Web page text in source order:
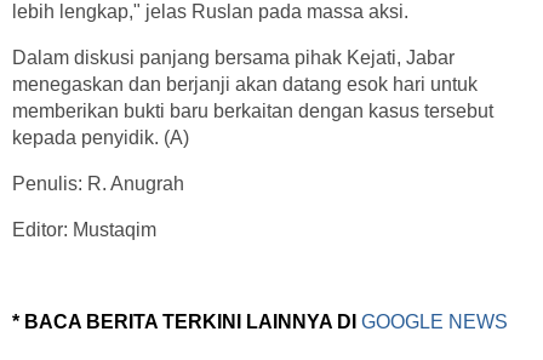
lebih lengkap," jelas Ruslan pada massa aksi.
Dalam diskusi panjang bersama pihak Kejati, Jabar
menegaskan dan berjanji akan datang esok hari untuk
memberikan bukti baru berkaitan dengan kasus tersebut
kepada penyidik. (A)
Penulis: R. Anugrah
Editor: Mustaqim
* BACA BERITA TERKINI LAINNYA DI GOOGLE NEWS